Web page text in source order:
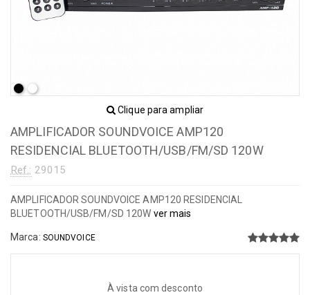
Clique para ampliar
AMPLIFICADOR SOUNDVOICE AMP120
RESIDENCIAL BLUETOOTH/USB/FM/SD 120W
Ref.: 29015
AMPLIFICADOR SOUNDVOICE AMP120 RESIDENCIAL
BLUETOOTH/USB/FM/SD 120W ver mais
Marca: SOUNDVOICE
À vista com desconto